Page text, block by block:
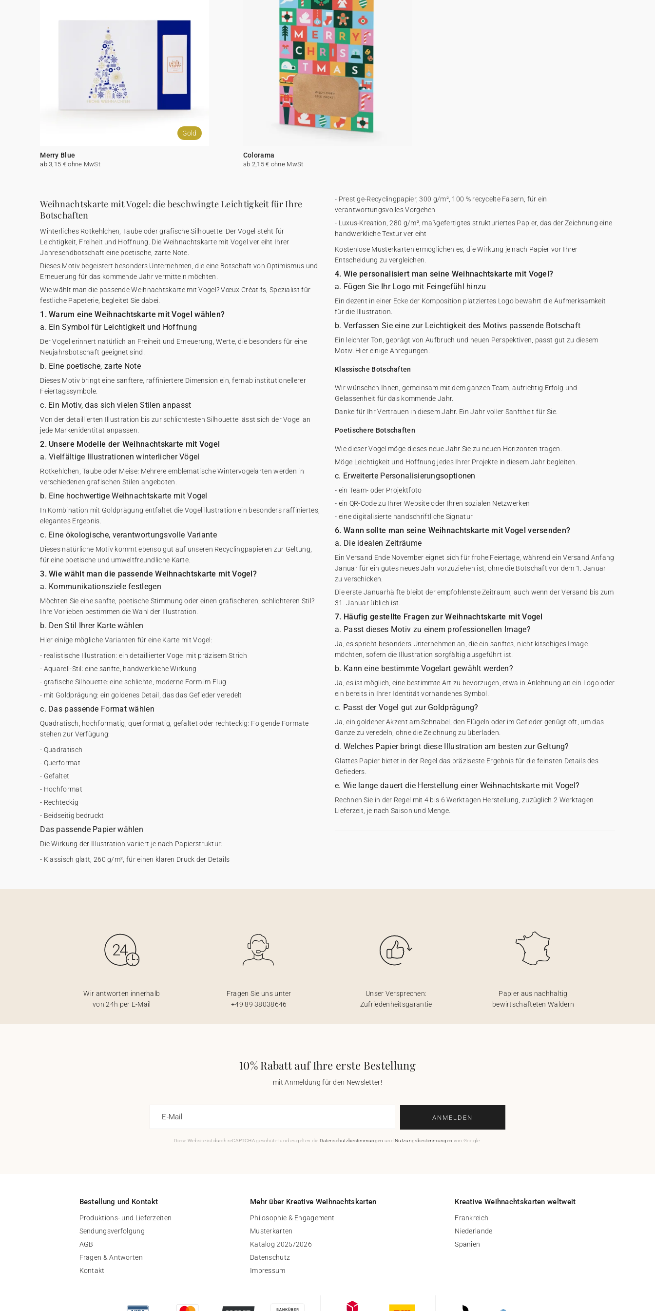
Gold
Merry Blue
ab 3,15 € ohne MwSt
Colorama
ab 2,15 € ohne MwSt
Weihnachtskarte mit Vogel: die beschwingte Leichtigkeit für Ihre
Botschaften
Winterliches Rotkehlchen, Taube oder grafische Silhouette: Der Vogel steht für
Leichtigkeit, Freiheit und Hoffnung. Die Weihnachtskarte mit Vogel verleiht Ihrer
Jahresendbotschaft eine poetische, zarte Note.
Dieses Motiv begeistert besonders Unternehmen, die eine Botschaft von Optimismus und
Erneuerung für das kommende Jahr vermitteln möchten.
Wie wählt man die passende Weihnachtskarte mit Vogel? Vœux Créatifs, Spezialist für
festliche Papeterie, begleitet Sie dabei.
1. Warum eine Weihnachtskarte mit Vogel wählen?
a. Ein Symbol für Leichtigkeit und Hoffnung
Der Vogel erinnert natürlich an Freiheit und Erneuerung, Werte, die besonders für eine
Neujahrsbotschaft geeignet sind.
b. Eine poetische, zarte Note
Dieses Motiv bringt eine sanftere, raffiniertere Dimension ein, fernab institutionellerer
Feiertagssymbole.
c. Ein Motiv, das sich vielen Stilen anpasst
Von der detaillierten Illustration bis zur schlichtesten Silhouette lässt sich der Vogel an
jede Markenidentität anpassen.
2. Unsere Modelle der Weihnachtskarte mit Vogel
a. Vielfältige Illustrationen winterlicher Vögel
Rotkehlchen, Taube oder Meise: Mehrere emblematische Wintervogelarten werden in
verschiedenen grafischen Stilen angeboten.
b. Eine hochwertige Weihnachtskarte mit Vogel
In Kombination mit Goldprägung entfaltet die Vogelillustration ein besonders raffiniertes,
elegantes Ergebnis.
c. Eine ökologische, verantwortungsvolle Variante
Dieses natürliche Motiv kommt ebenso gut auf unseren Recyclingpapieren zur Geltung,
für eine poetische und umweltfreundliche Karte.
3. Wie wählt man die passende Weihnachtskarte mit Vogel?
a. Kommunikationsziele festlegen
Möchten Sie eine sanfte, poetische Stimmung oder einen grafischeren, schlichteren Stil?
Ihre Vorlieben bestimmen die Wahl der Illustration.
b. Den Stil Ihrer Karte wählen
Hier einige mögliche Varianten für eine Karte mit Vogel:
- realistische Illustration: ein detaillierter Vogel mit präzisem Strich
- Aquarell-Stil: eine sanfte, handwerkliche Wirkung
- grafische Silhouette: eine schlichte, moderne Form im Flug
- mit Goldprägung: ein goldenes Detail, das das Gefieder veredelt
c. Das passende Format wählen
Quadratisch, hochformatig, querformatig, gefaltet oder rechteckig: Folgende Formate
stehen zur Verfügung:
- Quadratisch
- Querformat
- Gefaltet
- Hochformat
- Rechteckig
- Beidseitig bedruckt
Das passende Papier wählen
Die Wirkung der Illustration variiert je nach Papierstruktur:
- Klassisch glatt, 260 g/m², für einen klaren Druck der Details
- Prestige-Recyclingpapier, 300 g/m², 100 % recycelte Fasern, für ein
verantwortungsvolles Vorgehen
- Luxus-Kreation, 280 g/m², maßgefertigtes strukturiertes Papier, das der Zeichnung eine
handwerkliche Textur verleiht
Kostenlose Musterkarten ermöglichen es, die Wirkung je nach Papier vor Ihrer
Entscheidung zu vergleichen.
4. Wie personalisiert man seine Weihnachtskarte mit Vogel?
a. Fügen Sie Ihr Logo mit Feingefühl hinzu
Ein dezent in einer Ecke der Komposition platziertes Logo bewahrt die Aufmerksamkeit
für die Illustration.
b. Verfassen Sie eine zur Leichtigkeit des Motivs passende Botschaft
Ein leichter Ton, geprägt von Aufbruch und neuen Perspektiven, passt gut zu diesem
Motiv. Hier einige Anregungen:
Klassische Botschaften
Wir wünschen Ihnen, gemeinsam mit dem ganzen Team, aufrichtig Erfolg und
Gelassenheit für das kommende Jahr.
Danke für Ihr Vertrauen in diesem Jahr. Ein Jahr voller Sanftheit für Sie.
Poetischere Botschaften
Wie dieser Vogel möge dieses neue Jahr Sie zu neuen Horizonten tragen.
Möge Leichtigkeit und Hoffnung jedes Ihrer Projekte in diesem Jahr begleiten.
c. Erweiterte Personalisierungsoptionen
- ein Team- oder Projektfoto
- ein QR-Code zu Ihrer Website oder Ihren sozialen Netzwerken
- eine digitalisierte handschriftliche Signatur
6. Wann sollte man seine Weihnachtskarte mit Vogel versenden?
a. Die idealen Zeiträume
Ein Versand Ende November eignet sich für frohe Feiertage, während ein Versand Anfang
Januar für ein gutes neues Jahr vorzuziehen ist, ohne die Botschaft vor dem 1. Januar
zu verschicken.
Die erste Januarhälfte bleibt der empfohlenste Zeitraum, auch wenn der Versand bis zum
31. Januar üblich ist.
7. Häufig gestellte Fragen zur Weihnachtskarte mit Vogel
a. Passt dieses Motiv zu einem professionellen Image?
Ja, es spricht besonders Unternehmen an, die ein sanftes, nicht kitschiges Image
möchten, sofern die Illustration sorgfältig ausgeführt ist.
b. Kann eine bestimmte Vogelart gewählt werden?
Ja, es ist möglich, eine bestimmte Art zu bevorzugen, etwa in Anlehnung an ein Logo oder
ein bereits in Ihrer Identität vorhandenes Symbol.
c. Passt der Vogel gut zur Goldprägung?
Ja, ein goldener Akzent am Schnabel, den Flügeln oder im Gefieder genügt oft, um das
Ganze zu veredeln, ohne die Zeichnung zu überladen.
d. Welches Papier bringt diese Illustration am besten zur Geltung?
Glattes Papier bietet in der Regel das präziseste Ergebnis für die feinsten Details des
Gefieders.
e. Wie lange dauert die Herstellung einer Weihnachtskarte mit Vogel?
Rechnen Sie in der Regel mit 4 bis 6 Werktagen Herstellung, zuzüglich 2 Werktagen
Lieferzeit, je nach Saison und Menge.
Wir antworten innerhalb
von 24h per E-Mail
Fragen Sie uns unter
+49 89 38038646
Unser Versprechen:
Zufriedenheitsgarantie
Papier aus nachhaltig
bewirtschafteten Wäldern
10% Rabatt auf Ihre erste Bestellung
mit Anmeldung für den Newsletter!
E-Mail ANMELDEN
Diese Website ist durch reCAPTCHA geschützt und es gelten die Datenschutzbestimmungen und Nutzungsbestimmungen von Google.
Bestellung und Kontakt
Produktions- und Lieferzeiten
Sendungsverfolgung
AGB
Fragen & Antworten
Kontakt
Mehr über Kreative Weihnachtskarten
Philosophie & Engagement
Musterkarten
Katalog 2025/2026
Datenschutz
Impressum
Kreative Weihnachtskarten weltweit
Frankreich
Niederlande
Spanien